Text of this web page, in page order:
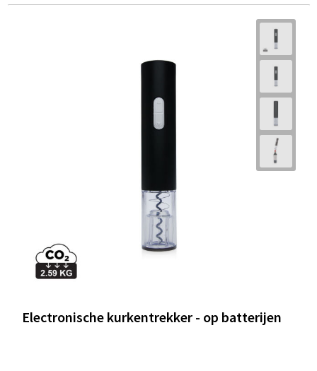
Electronische kurkentrekker - op batterijen